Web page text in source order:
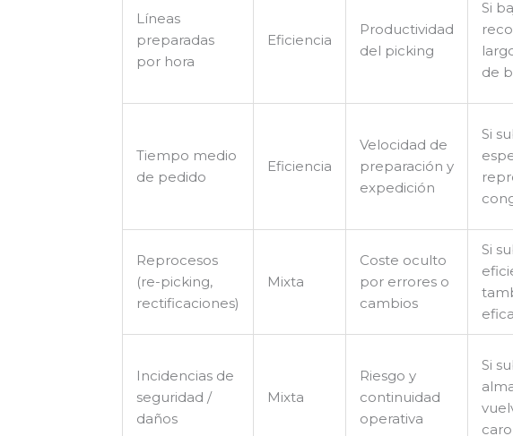
Líneas
preparadas
por hora
Eficiencia
Productividad
del picking
Si
de
Tiempo medio
de pedido
Eficiencia
Velocidad de
preparación y
expedición
Si
Reprocesos
(re-picking,
rectificaciones)
Mixta
Coste oculto
por errores o
cambios
Si
Incidencias de
seguridad /
daños
Mixta
Riesgo y
continuidad
operativa
Si
caro